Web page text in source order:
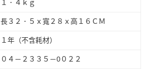
１．４ｋｇ
長３２．５ｘ寬２８ｘ高１６ＣＭ
１年（不含耗材）
０４－２３３５－0０２２